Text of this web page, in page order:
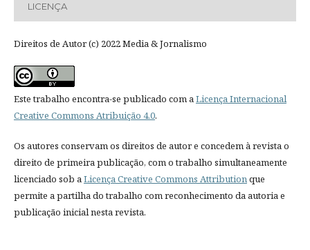
LICENÇA
Direitos de Autor (c) 2022 Media & Jornalismo
Este trabalho encontra-se publicado com aLicença Internacional
Creative Commons Atribuição 4.0.
Os autores conservam os direitos de autor e concedem à revista o
direito de primeira publicação, com o trabalho simultaneamente
licenciado sob aLicença Creative Commons Attributionque
permite a partilha do trabalho com reconhecimento da autoria e
publicação inicial nesta revista.